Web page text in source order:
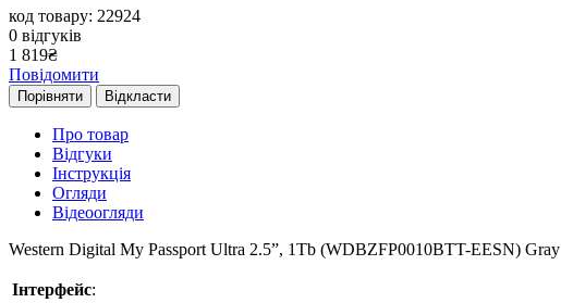
код товару: 22924
0 відгуків
1 819₴
Повідомити
Порівняти Відкласти
Про товар
Відгуки
Інструкція
Огляди
Відеоогляди
Western Digital My Passport Ultra 2.5”, 1Tb (WDBZFP0010BTT-EESN) Gray
Інтерфейс: